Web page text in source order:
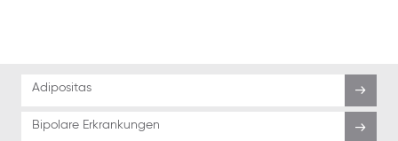
Adipositas
Bipolare Erkrankungen